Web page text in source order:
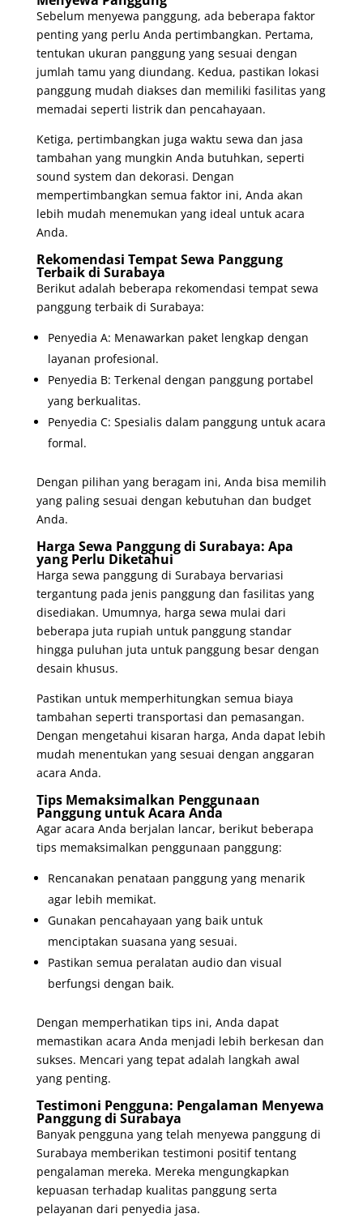
Sebelum menyewa panggung, ada beberapa faktor
penting yang perlu Anda pertimbangkan. Pertama,
tentukan ukuran panggung yang sesuai dengan
jumlah tamu yang diundang. Kedua, pastikan lokasi
panggung mudah diakses dan memiliki fasilitas yang
memadai seperti listrik dan pencahayaan.
Ketiga, pertimbangkan juga waktu sewa dan jasa
tambahan yang mungkin Anda butuhkan, seperti
sound system dan dekorasi. Dengan
mempertimbangkan semua faktor ini, Anda akan
lebih mudah menemukan yang ideal untuk acara
Anda.
Rekomendasi Tempat Sewa Panggung
Terbaik di Surabaya
Berikut adalah beberapa rekomendasi tempat sewa
panggung terbaik di Surabaya:
Penyedia A: Menawarkan paket lengkap dengan
layanan profesional.
Penyedia B: Terkenal dengan panggung portabel
yang berkualitas.
Penyedia C: Spesialis dalam panggung untuk acara
formal.
Dengan pilihan yang beragam ini, Anda bisa memilih
yang paling sesuai dengan kebutuhan dan budget
Anda.
Harga Sewa Panggung di Surabaya: Apa
yang Perlu Diketahui
Harga sewa panggung di Surabaya bervariasi
tergantung pada jenis panggung dan fasilitas yang
disediakan. Umumnya, harga sewa mulai dari
beberapa juta rupiah untuk panggung standar
hingga puluhan juta untuk panggung besar dengan
desain khusus.
Pastikan untuk memperhitungkan semua biaya
tambahan seperti transportasi dan pemasangan.
Dengan mengetahui kisaran harga, Anda dapat lebih
mudah menentukan yang sesuai dengan anggaran
acara Anda.
Tips Memaksimalkan Penggunaan
Panggung untuk Acara Anda
Agar acara Anda berjalan lancar, berikut beberapa
tips memaksimalkan penggunaan panggung:
Rencanakan penataan panggung yang menarik
agar lebih memikat.
Gunakan pencahayaan yang baik untuk
menciptakan suasana yang sesuai.
Pastikan semua peralatan audio dan visual
berfungsi dengan baik.
Dengan memperhatikan tips ini, Anda dapat
memastikan acara Anda menjadi lebih berkesan dan
sukses. Mencari yang tepat adalah langkah awal
yang penting.
Testimoni Pengguna: Pengalaman Menyewa
Panggung di Surabaya
Banyak pengguna yang telah menyewa panggung di
Surabaya memberikan testimoni positif tentang
pengalaman mereka. Mereka mengungkapkan
kepuasan terhadap kualitas panggung serta
pelayanan dari penyedia jasa.